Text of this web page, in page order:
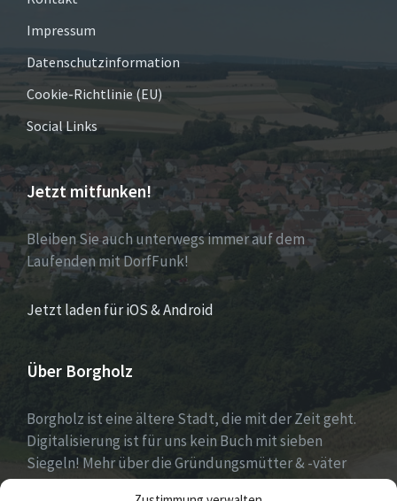
Impressum
Datenschutzinformation
Cookie-Richtlinie (EU)
Social Links
Jetzt mitfunken!
Bleiben Sie auch unterwegs immer auf dem
Laufenden mit DorfFunk!
Jetzt laden für iOS & Android
Über Borgholz
Borgholz ist eine ältere Stadt, die mit der Zeit geht.
Digitalisierung ist für uns kein Buch mit sieben
Siegeln! Mehr über die Gründungsmütter & -väter
gibt es unterDorfwerkstattund